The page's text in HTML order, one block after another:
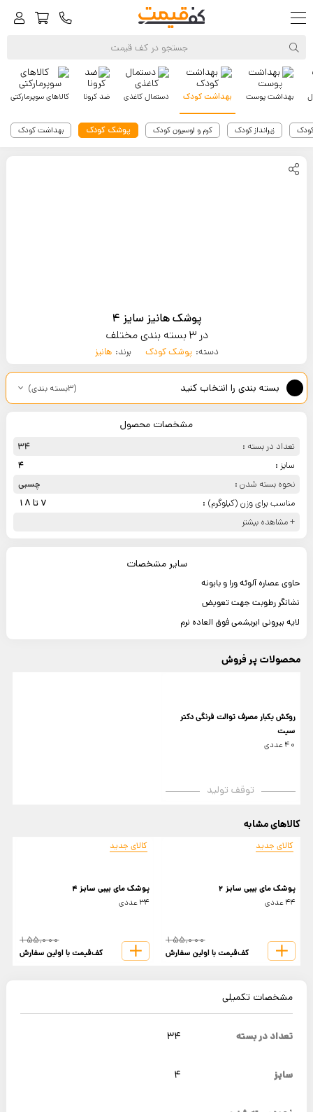
کالاهای سوپرمارکتی ضد کرونا دستمال کاغذی بهداشت کودک بهداشت پوست
بهداشت کودک پوشک کودک کرم و لوسیون کودک زیرانداز کودک
پوشک هانیز سایز 4
در 3 بسته بندی مختلف
دسته: پوشک کودک برند: هانیز
بسته بندی را انتخاب کنید (3بسته بندی)
مشخصات محصول
تعداد در بسته :
34
سایز :
4
نحوه بسته شدن :
چسبی
مناسب برای وزن (کیلوگرم) :
7 تا 18
+ مشاهده بیشتر
سایر مشخصات
حاوی عصاره آلوئه ورا و بابونه
نشانگر رطوبت جهت تعویض
لایه بیرونی ابریشمی فوق العاده نرم
محصولات پر فروش
روکش یکبار مصرف توالت فرنگی دکتر
سیت
40 عددی
توقف تولید
کالاهای مشابه
کالای جدید
پوشک مای بیبی سایز 2
44 عددی
155,000
کف‌قیمت با اولین سفارش
کالای جدید
پوشک مای بیبی سایز 4
34 عددی
155,000
کف‌قیمت با اولین سفارش
مشخصات تکمیلی
تعداد در بسته 34
سایز 4